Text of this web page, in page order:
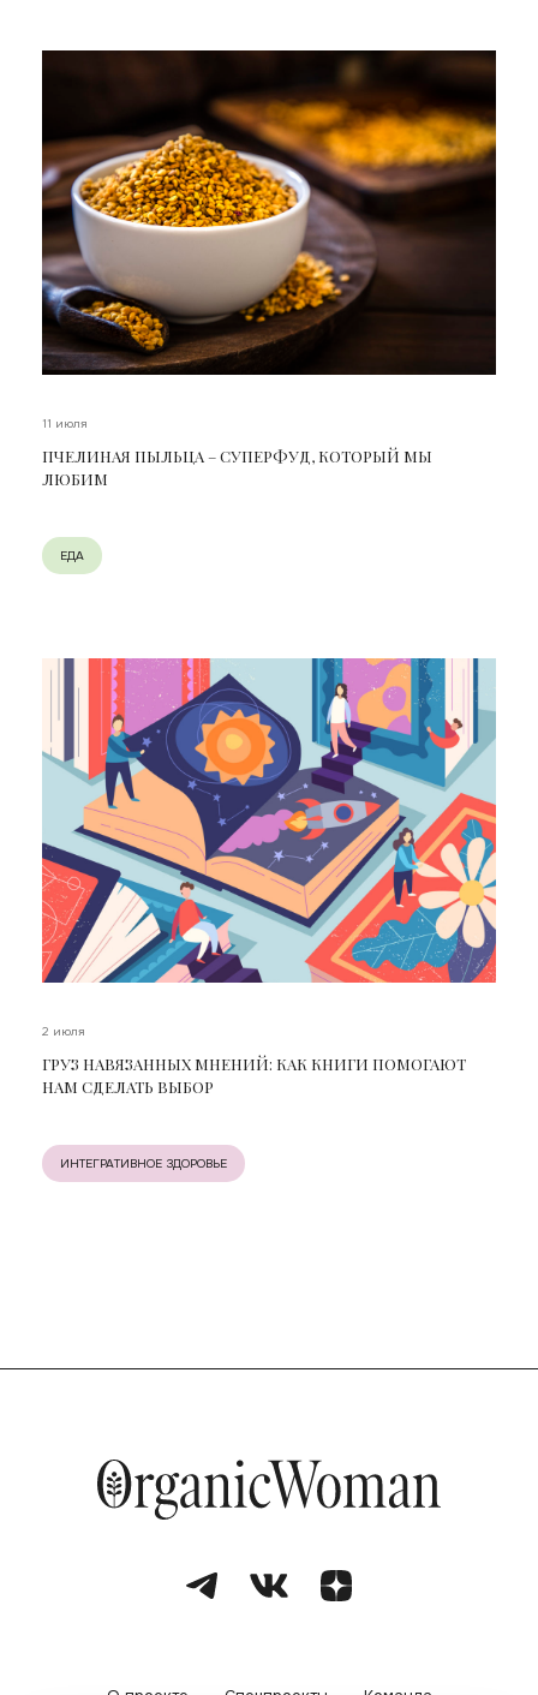
11 июля
ПЧЕЛИНАЯ ПЫЛЬЦА – СУПЕРФУД, КОТОРЫЙ МЫ
ЛЮБИМ
ЕДА
2 июля
ГРУЗ НАВЯЗАННЫХ МНЕНИЙ: КАК КНИГИ ПОМОГАЮТ
НАМ СДЕЛАТЬ ВЫБОР
ИНТЕГРАТИВНОЕ ЗДОРОВЬЕ